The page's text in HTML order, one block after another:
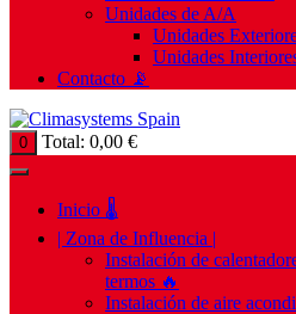
Unidades de A/A
Unidades
Unidades
Contacto 📡
0 Total: 0,00 €
Inicio 🌡️
| Zona de Influencia |
Instalación de
termos 🔥
Instalación de aire